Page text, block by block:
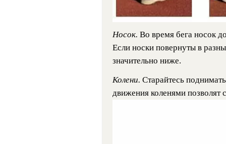
Носок. Во время бега носок
Если носки повернуты в
значительно ниже.
Колени. Старайтесь
движения коленями позволят